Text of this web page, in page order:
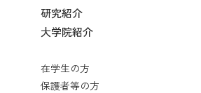
研究紹介
大学院紹介
在学生の方
保護者等の方